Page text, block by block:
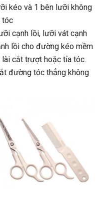
kéo và 1 bên lưỡi không
tóc
cạnh lồi, lưỡi vát cạnh
lồi cho đường kéo mềm
cắt trượt hoặc tỉa tóc.
đường tóc thẳng không